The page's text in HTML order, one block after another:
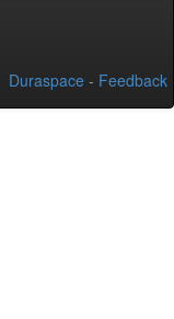
Duraspace - Feedback